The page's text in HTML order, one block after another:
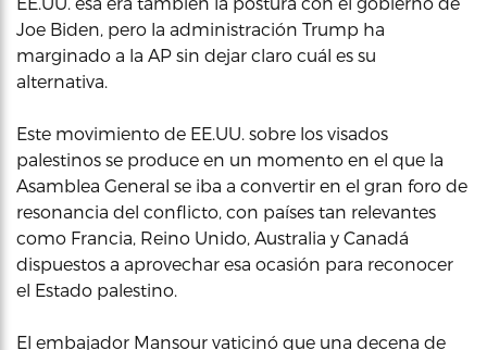
Joe Biden, pero la administración Trump ha
marginado a la AP sin dejar claro cuál es su
alternativa.
Este movimiento de EE.UU. sobre los visados
palestinos se produce en un momento en el que la
Asamblea General se iba a convertir en el gran foro de
resonancia del conflicto, con países tan relevantes
como Francia, Reino Unido, Australia y Canadá
dispuestos a aprovechar esa ocasión para reconocer
el Estado palestino.
El embajador Mansour vaticinó que una decena de